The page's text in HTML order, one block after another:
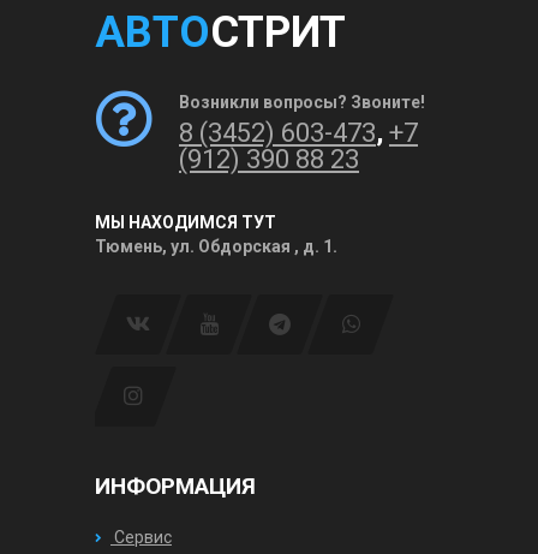
АВТОСТРИТ
Возникли вопросы? Звоните!
8 (3452) 603-473, +7
(912) 390 88 23
МЫ НАХОДИМСЯ ТУТ
Тюмень, ул. Обдорская , д. 1.
ИНФОРМАЦИЯ
Сервис